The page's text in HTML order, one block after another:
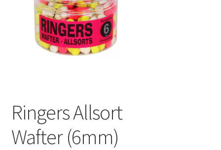
Márkák
Mohosz Versenynaptár 2025
Ringers Allsort
Wafter (6mm)